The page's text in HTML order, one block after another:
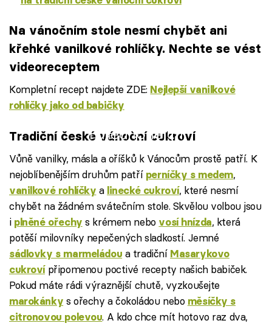
Na vánočním stole nesmí chybět ani
křehké vanilkové rohlíčky. Nechte se vést
videoreceptem
Kompletní recept najdete ZDE: Nejlepší vanilkové
rohlíčky jako od babičky
Failed to fetch
Tradiční české vánoční cukroví
Vůně vanilky, másla a oříšků k Vánocům prostě patří. K
nejoblíbenějším druhům patří perníčky s medem,
vanilkové rohlíčky a linecké cukroví, které nesmí
chybět na žádném svátečním stole. Skvělou volbou jsou
i plněné ořechy s krémem nebo vosí hnízda, která
potěší milovníky nepečených sladkostí. Jemné
sádlovky s marmeládou a tradiční Masarykovo
cukrovípřipomenou poctivé recepty našich babiček.
Pokud máte rádi výraznější chutě, vyzkoušejte
marokánky s ořechy a čokoládou nebo měsíčky s
citronovou polevou. A kdo chce mít hotovo raz dva,